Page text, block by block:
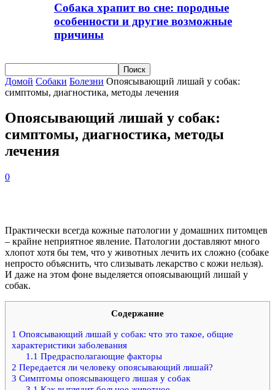
Собака храпит во сне: породные
особенности и другие возможные
причины
Домой Собаки Болезни Опоясывающий лишай у собак:
симптомы, диагностика, методы лечения
Опоясывающий лишай у собак:
симптомы, диагностика, методы
лечения
0
Практически всегда кожные патологии у домашних питомцев
– крайне неприятное явление. Патологии доставляют много
хлопот хотя бы тем, что у животных лечить их сложно (собаке
непросто объяснить, что слизывать лекарство с кожи нельзя).
И даже на этом фоне выделяется опоясывающий лишай у
собак.
Содержание
1 Опоясывающий лишай у собак: что это такое, общие
характеристики заболевания
1.1 Предрасполагающие факторы
2 Передается ли человеку опоясывающий лишай?
3 Симптомы опоясывающего лишая у собак